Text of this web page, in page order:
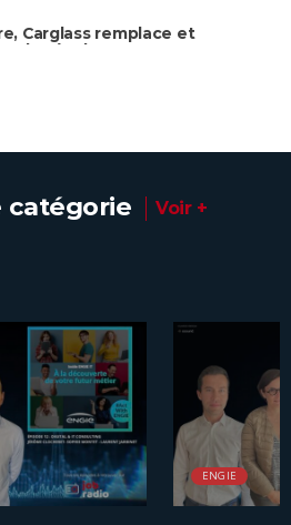
Carglass remplace et
également.
catégorie Voir +
ENGIE